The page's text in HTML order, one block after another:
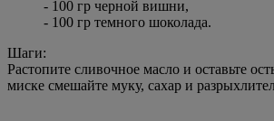
- 100 гр черной вишни,
- 100 гр темного шоколада.
Шаги:
Растопите сливочное масло и оставьте
миске смешайте муку, сахар и